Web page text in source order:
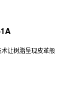
让树脂呈现皮革般